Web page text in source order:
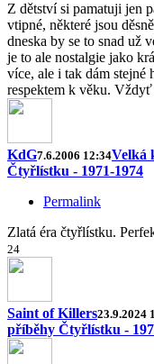
Z dětství si pamatuji jen
vtipné, některé jsou
dneska by se to snad už
je to ale nostalgie jako
více, ale i tak dám stejné
respektem k věku.
KdG7.6.2006 12:34Velká
Čtyřlístku - 1971-1974
Permalink
Zlatá éra čtyřlístku.
24
Saint of Killers23.9.2024
příběhy Čtyřlístku -